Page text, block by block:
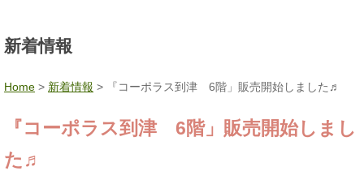
新着情報
Home > 新着情報 > 『コーポラス到津 6階」販売開始しました♬
『コーポラス到津 6階」販売開始しまし
た♬